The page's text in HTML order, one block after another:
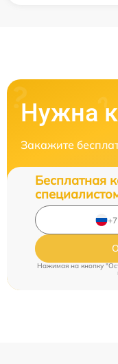
Нужна
Закажите
Бесплатная
Нажимая на кнопку